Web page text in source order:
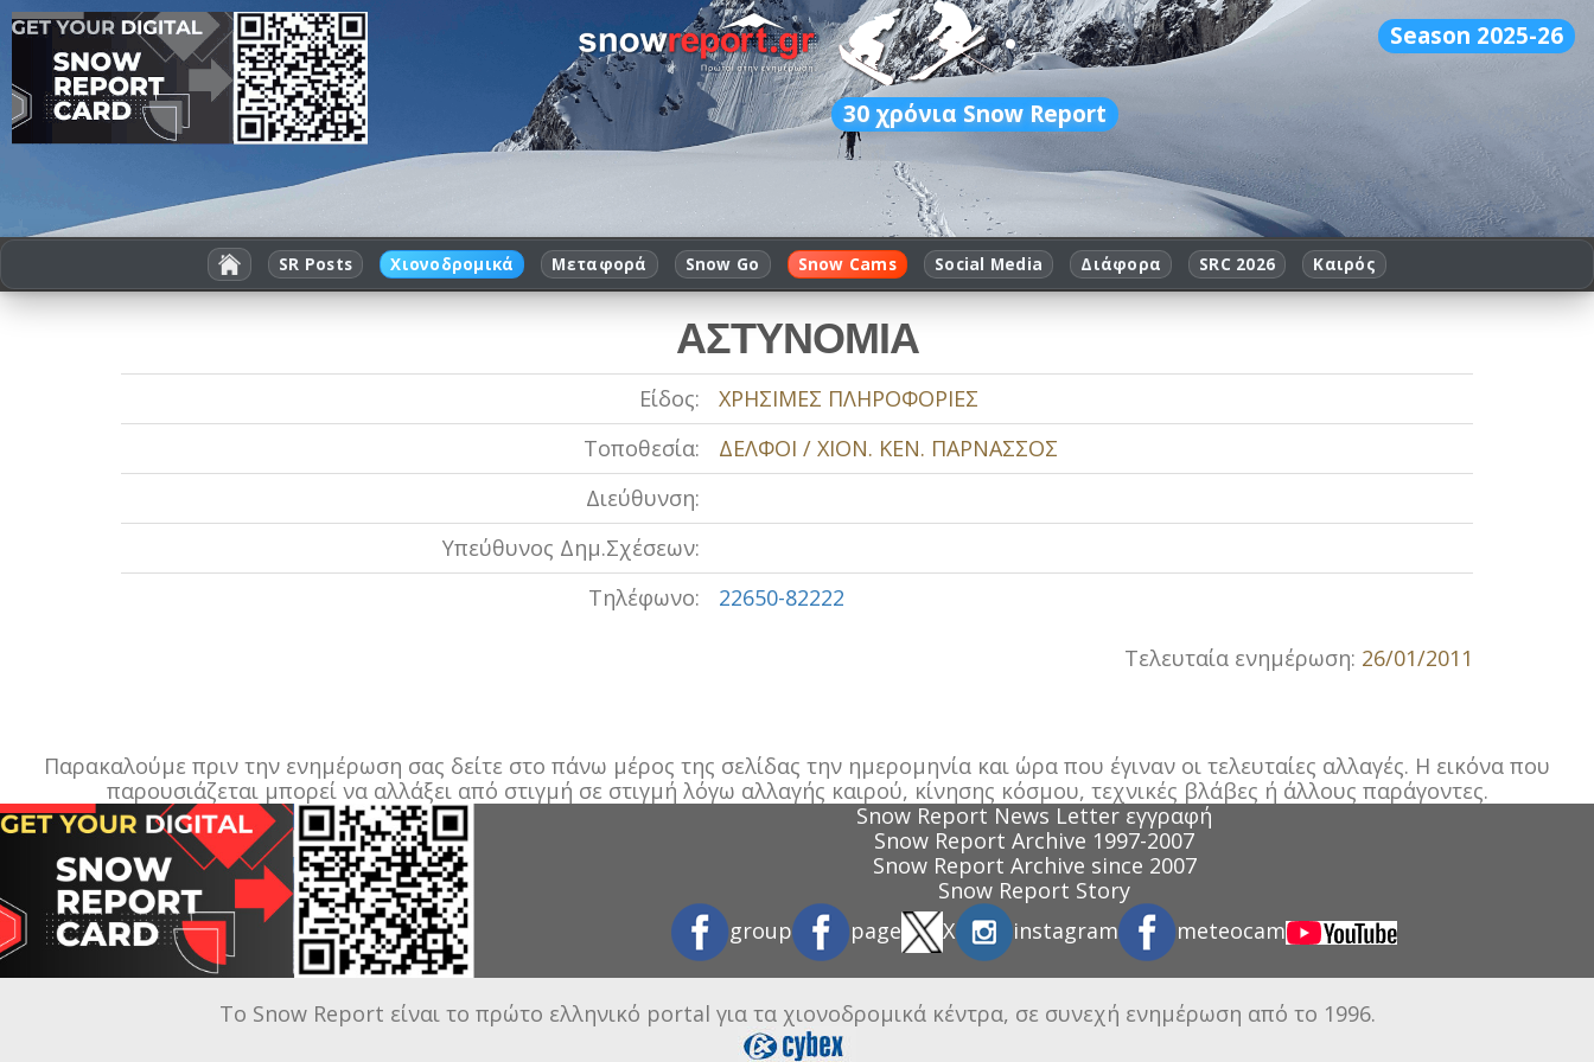
Season 2025-26
30 χρόνια Snow Report
SR Posts Χιονοδρομικά Μεταφορά Snow Go Snow Cams Social Media Διάφορα SRC 2026 Καιρός
ΑΣΤΥΝΟΜΙΑ
Είδος:
ΧΡΗΣΙΜΕΣ ΠΛΗΡΟΦΟΡΙΕΣ
Τοποθεσία:
ΔΕΛΦΟΙ / ΧΙΟΝ. ΚΕΝ. ΠΑΡΝΑΣΣΟΣ
Διεύθυνση:
Υπεύθυνος Δημ.Σχέσεων:
Τηλέφωνο:
22650-82222
Τελευταία ενημέρωση: 26/01/2011
Παρακαλούμε πριν την ενημέρωση σας δείτε στο πάνω μέρος της σελίδας την ημερομηνία και ώρα που έγιναν οι τελευταίες αλλαγές. Η εικόνα που
παρουσιάζεται μπορεί να αλλάξει από στιγμή σε στιγμή λόγω αλλαγής καιρού, κίνησης κόσμου, τεχνικές βλάβες ή άλλους παράγοντες.
Snow Report News Letter εγγραφή
Snow Report Archive 1997-2007
Snow Report Archive since 2007
Snow Report Story
group
page X instagram meteocam
Το Snow Report είναι το πρώτο ελληνικό portal για τα χιονοδρομικά κέντρα, σε συνεχή ενημέρωση από το 1996.